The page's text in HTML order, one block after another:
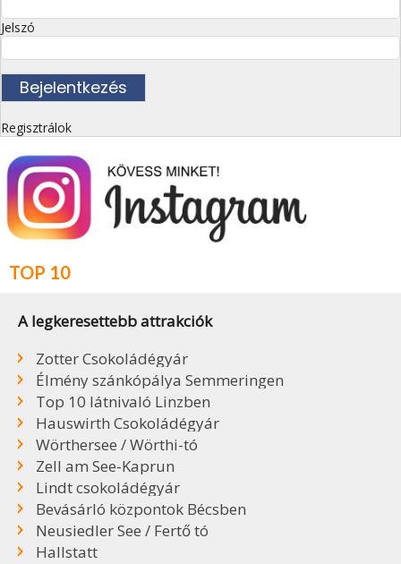
Jelszó
Regisztrálok
TOP 10
A legkeresettebb attrakciók
Zotter Csokoládégyár
Élmény szánkópálya Semmeringen
Top 10 látnivaló Linzben
Hauswirth Csokoládégyár
Wörthersee / Wörthi-tó
Zell am See-Kaprun
Lindt csokoládégyár
Bevásárló központok Bécsben
Neusiedler See / Fertő tó
Hallstatt